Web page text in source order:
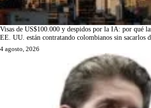
Visas de US$100.000 y despidos por la IA: por qué
EE. UU. están contratando colombianos sin sacarlos
4 agosto, 2026